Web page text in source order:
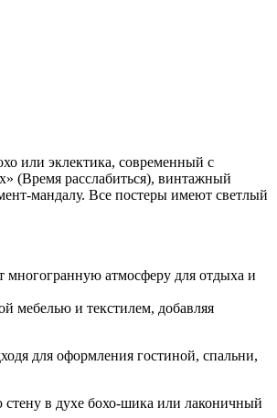
или эклектика, современный с
(Время расслабиться), винтажный
мандалу. Все постеры имеют светлый
атмосферу для отдыха и
мебелью и текстилем, добавляя
для оформления гостиной, спальни,
стену в духе бохо-шика или лаконичный